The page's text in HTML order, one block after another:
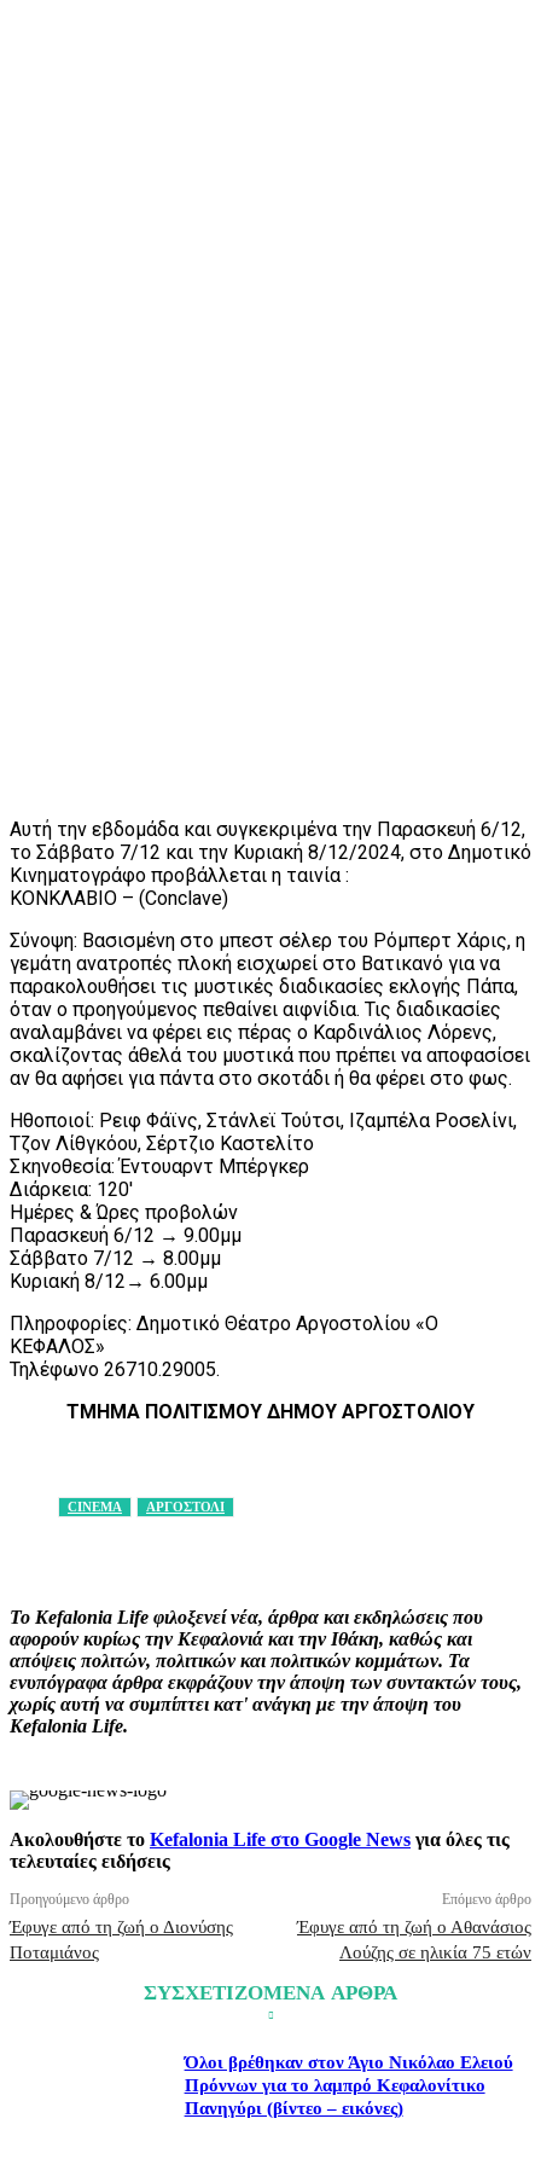
Αυτή την εβδομάδα και συγκεκριμένα την Παρασκευή 6/12,
το Σάββατο 7/12 και την Κυριακή 8/12/2024, στο Δημοτικό
Κινηματογράφο προβάλλεται η ταινία :
ΚΟΝΚΛΑΒΙΟ – (Conclave)
Σύνοψη: Βασισμένη στο μπεστ σέλερ του Ρόμπερτ Χάρις, η
γεμάτη ανατροπές πλοκή εισχωρεί στο Βατικανό για να
παρακολουθήσει τις μυστικές διαδικασίες εκλογής Πάπα,
όταν ο προηγούμενος πεθαίνει αιφνίδια. Τις διαδικασίες
αναλαμβάνει να φέρει εις πέρας ο Καρδινάλιος Λόρενς,
σκαλίζοντας άθελά του μυστικά που πρέπει να αποφασίσει
αν θα αφήσει για πάντα στο σκοτάδι ή θα φέρει στο φως.
Ηθοποιοί: Ρειφ Φάϊνς, Στάνλεϊ Τούτσι, Ιζαμπέλα Ροσελίνι,
Τζον Λίθγκόου, Σέρτζιο Καστελίτο
Σκηνοθεσία: Έντουαρντ Μπέργκερ
Διάρκεια: 120′
Ημέρες & Ώρες προβολών
Παρασκευή 6/12 → 9.00μμ
Σάββατο 7/12 → 8.00μμ
Κυριακή 8/12→ 6.00μμ
Πληροφορίες: Δημοτικό Θέατρο Αργοστολίου «Ο
ΚΕΦΑΛΟΣ»
Τηλέφωνο 26710.29005.
ΤΜΗΜΑ ΠΟΛΙΤΙΣΜΟΥ ΔΗΜΟΥ ΑΡΓΟΣΤΟΛΙΟΥ
CINEMA ΑΡΓΟΣΤΟΛΙ
Το Kefalonia Life φιλοξενεί νέα, άρθρα και εκδηλώσεις που
αφορούν κυρίως την Κεφαλονιά και την Ιθάκη, καθώς και
απόψεις πολιτών, πολιτικών και πολιτικών κομμάτων. Τα
ενυπόγραφα άρθρα εκφράζουν την άποψη των συντακτών τους,
χωρίς αυτή να συμπίπτει κατ' ανάγκη με την άποψη του
Kefalonia Life.
Ακολουθήστε το Kefalonia Life στο Google News για όλες τις
τελευταίες ειδήσεις
Προηγούμενο άρθρο
Έφυγε από τη ζωή ο Διονύσης
Ποταμιάνος
Επόμενο άρθρο
Έφυγε από τη ζωή ο Αθανάσιος
Λούζης σε ηλικία 75 ετών
ΣΥΣΧΕΤΙΖΟΜΕΝΑ ΑΡΘΡΑ
Όλοι βρέθηκαν στον Άγιο Νικόλαο Ελειού
Πρόννων για το λαμπρό Κεφαλονίτικο
Πανηγύρι (βίντεο – εικόνες)